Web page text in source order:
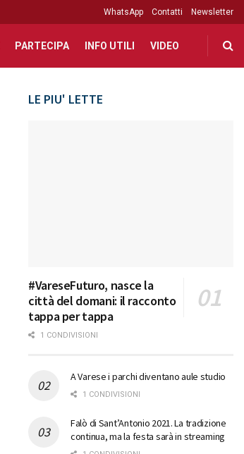
WhatsApp Contatti Newsletter
PARTECIPA INFO UTILI VIDEO
LE PIU' LETTE
#VareseFuturo, nasce la
città del domani: il racconto
tappa per tappa
1 CONDIVISIONI
A Varese i parchi diventano aule studio
1 CONDIVISIONI
Falò di Sant’Antonio 2021. La tradizione
continua, ma la festa sarà in streaming